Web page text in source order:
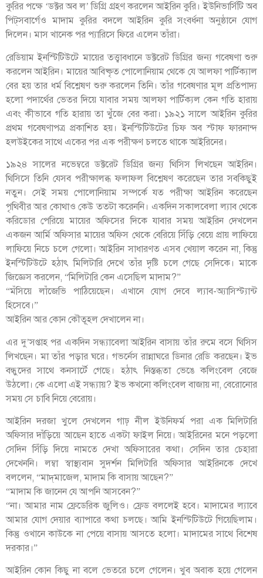
কুরির পক্ষে ‘ডক্টর অব ল’ ডিগ্রি গ্রহণ করলেন আইরিন কুরি। ইউনিভার্সিটি অব
পিট্‌সবার্গেও মাদাম কুরির বদলে আইরিন কুরি সংবর্ধনা অনুষ্ঠানে যোগ
দিলেন। মাস খানেক পর প্যারিসে ফিরে এলেন তাঁরা।
রেডিয়াম ইনস্টিটিউটে মায়ের তত্ত্বাবধানে ডক্টরেট ডিগ্রির জন্য গবেষণা শুরু
করলেন আইরিন। মায়ের আবিষ্কৃত পোলোনিয়াম থেকে যে আলফা পার্টিক্যাল
বের হয় তার ধর্ম বিশ্লেষণ শুরু করলেন তিনি। তাঁর গবেষণার মূল প্রতিপাদ্য
হলো পদার্থের ভেতর দিয়ে যাবার সময় আলফা পার্টিক্যল কেন গতি হারায়
এবং কীভাবে গতি হারায় তা খুঁজে বের করা। ১৯২১ সালে আইরিন কুরির
প্রথম গবেষণাপত্র প্রকাশিত হয়। ইনস্টিটিউটের চিফ অব স্টাফ ফারনান্দ
হলউইকের সাথে একের পর এক পরীক্ষণ চলতে থাকে আইরিনের।
১৯২৪ সালের নভেম্বরে ডক্টরেট ডিগ্রির জন্য থিসিস লিখছেন আইরিন।
থিসিসে তিনি যেসব পরীক্ষালব্ধ ফলাফল বিশ্লেষণ করেছেন তার সবকিছুই
নতুন। সেই সময় পোলোনিয়াম সম্পর্কে যত পরীক্ষা আইরিন করেছেন
পৃথিবীর আর কোথাও কেউ ততটা করেননি। একদিন সকালবেলা ল্যাব থেকে
করিডোর পেরিয়ে মায়ের অফিসের দিকে যাবার সময় আইরিন দেখলেন
একজন আর্মি অফিসার মায়ের অফিস থেকে বেরিয়ে সিঁড়ি বেয়ে প্রায় লাফিয়ে
লাফিয়ে নিচে চলে গেলো। আইরিন সাধারণত এসব খেয়াল করেন না, কিন্তু
ইনস্টিটিউটে হঠাৎ মিলিটারি দেখে তাঁর দৃষ্টি চলে গেছে সেদিকে। মাকে
জিজ্ঞেস করলেন, “মিলিটারি কেন এসেছিল মাদাম?”
“মঁসিয়ে লাঁজেভি পাঠিয়েছেন। এখানে যোগ দেবে ল্যাব-অ্যাসিস্ট্যান্ট
হিসেবে।”
আইরিন আর কোন কৌতূহল দেখালেন না।
এর দু’সপ্তাহ পর একদিন সন্ধ্যাবেলা আইরিন বাসায় তাঁর রুমে বসে থিসিস
লিখছেন। মা তাঁর পড়ার ঘরে। গভর্নেস রান্নাঘরে ডিনার রেডি করছেন। ইভ
বন্ধুদের সাথে কনসার্টে গেছে। হঠাৎ নিস্তব্ধতা ভেঙে কলিংবেল বেজে
উঠলো। কে এলো এই সন্ধ্যায়? ইভ কখনো কলিংবেল বাজায় না, বেরোনোর
সময় সে চাবি নিয়ে বেরোয়।
আইরিন দরজা খুলে দেখলেন গাঢ় নীল ইউনিফর্ম পরা এক মিলিটারি
অফিসার দাঁড়িয়ে আছেন হাতে একটা ফাইল নিয়ে। আইরিনের মনে পড়লো
সেদিন সিঁড়ি দিয়ে নামতে দেখা অফিসারের কথা। সেদিন তার চেহারা
দেখেননি। লম্বা স্বাস্থ্যবান সুদর্শন মিলিটারি অফিসার আইরিনকে দেখে
বললেন, “মাদ্‌মাজেল, মাদাম কি বাসায় আছেন?”
“মাদাম কি জানেন যে আপনি আসবেন?”
“না। আমার নাম ফ্রেডেরিক জুলিও। ফ্রেড বললেই হবে। মাদামের ল্যাবে
আমার যোগ দেয়ার ব্যাপারে কথা চলছে। আমি ইনস্টিটিউটে গিয়েছিলাম।
কিন্তু ওখানে কাউকে না পেয়ে বাসায় আসতে হলো। মাদামের সাথে বিশেষ
দরকার।”
আইরিন কোন কিছু না বলে ভেতরে চলে গেলেন। খুব অবাক হয়ে গেলেন